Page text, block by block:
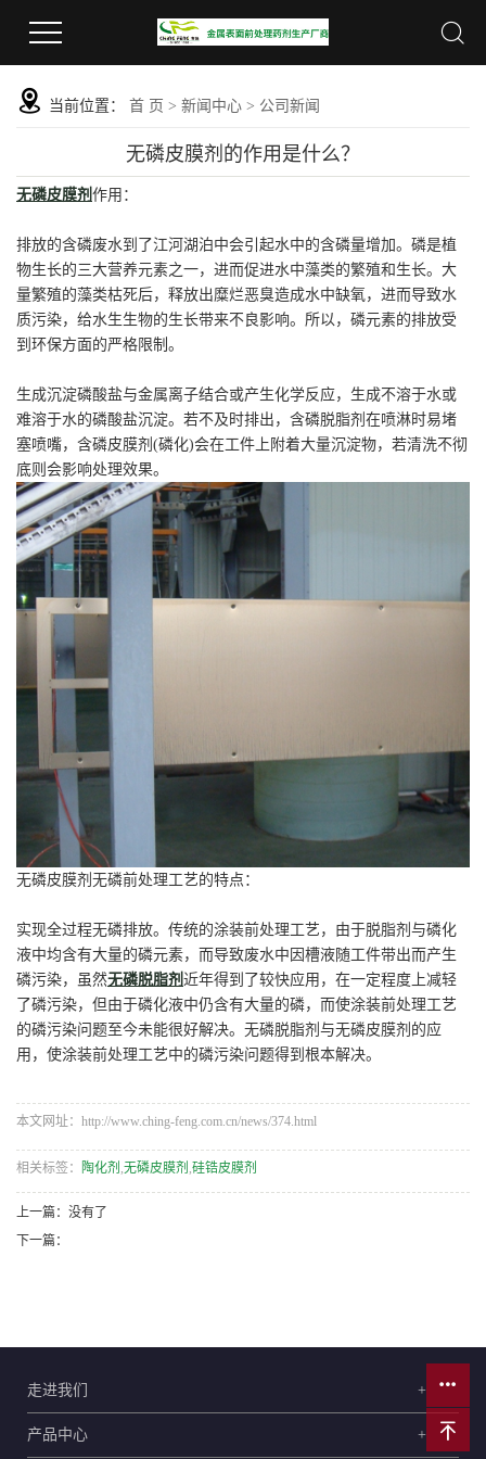
当前位置： 首 页 > 新闻中心 > 公司新闻
无磷皮膜剂的作用是什么？
无磷皮膜剂 作用：
排放的含磷废水到了江河湖泊中会引起水中的含磷量增加。磷是植
物生长的三大营养元素之一，进而促进水中藻类的繁殖和生长。大
量繁殖的藻类枯死后，释放出糜烂恶臭造成水中缺氧，进而导致水
质污染，给水生生物的生长带来不良影响。所以，磷元素的排放受
到环保方面的严格限制。
生成沉淀磷酸盐与金属离子结合或产生化学反应，生成不溶于水或
难溶于水的磷酸盐沉淀。若不及时排出，含磷脱脂剂在喷淋时易堵
塞喷嘴，含磷皮膜剂(磷化)会在工件上附着大量沉淀物，若清洗不彻
底则会影响处理效果。
无磷皮膜剂无磷前处理工艺的特点：
实现全过程无磷排放。传统的涂装前处理工艺，由于脱脂剂与磷化
液中均含有大量的磷元素，而导致废水中因槽液随工件带出而产生
磷污染，虽然无磷脱脂剂 近年得到了较快应用，在一定程度上减轻
了磷污染，但由于磷化液中仍含有大量的磷，而使涂装前处理工艺
的磷污染问题至今未能很好解决。无磷脱脂剂与无磷皮膜剂的应
用，使涂装前处理工艺中的磷污染问题得到根本解决。
本文网址：http://www.ching-feng.com.cn/news/374.html
相关标签： 陶化剂 ,无磷皮膜剂 ,硅锆皮膜剂
上一篇：没有了
下一篇：
走进我们 +
产品中心 +